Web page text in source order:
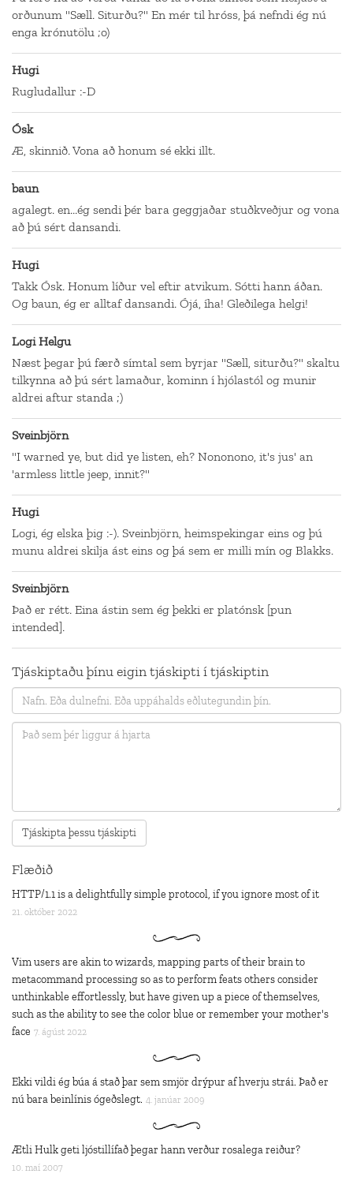
orðunum "Sæll. Siturðu?" En mér til hróss, þá nefndi ég nú
enga krónutölu ;o)
Hugi
Rugludallur :-D
Ósk
Æ, skinnið. Vona að honum sé ekki illt.
baun
agalegt. en...ég sendi þér bara geggjaðar stuðkveðjur og vona
að þú sért dansandi.
Hugi
Takk Ósk. Honum líður vel eftir atvikum. Sótti hann áðan.
Og baun, ég er alltaf dansandi. Ójá, íha! Gleðilega helgi!
Logi Helgu
Næst þegar þú færð símtal sem byrjar "Sæll, siturðu?" skaltu
tilkynna að þú sért lamaður, kominn í hjólastól og munir
aldrei aftur standa ;)
Sveinbjörn
"I warned ye, but did ye listen, eh? Nononono, it's jus' an
'armless little jeep, innit?"
Hugi
Logi, ég elska þig :-). Sveinbjörn, heimspekingar eins og þú
munu aldrei skilja ást eins og þá sem er milli mín og Blakks.
Sveinbjörn
Það er rétt. Eina ástin sem ég þekki er platónsk [pun
intended].
Tjáskiptaðu þínu eigin tjáskipti í tjáskiptin
Flæðið
HTTP/1.1 is a delightfully simple protocol, if you ignore most of it
21. október 2022
Vim users are akin to wizards, mapping parts of their brain to
metacommand processing so as to perform feats others consider
unthinkable effortlessly, but have given up a piece of themselves,
such as the ability to see the color blue or remember your mother's
face 7. ágúst 2022
Ekki vildi ég búa á stað þar sem smjör drýpur af hverju strái. Það er
nú bara beinlínis ógeðslegt. 4. janúar 2009
Ætli Hulk geti ljóstillífað þegar hann verður rosalega reiður?
10. maí 2007